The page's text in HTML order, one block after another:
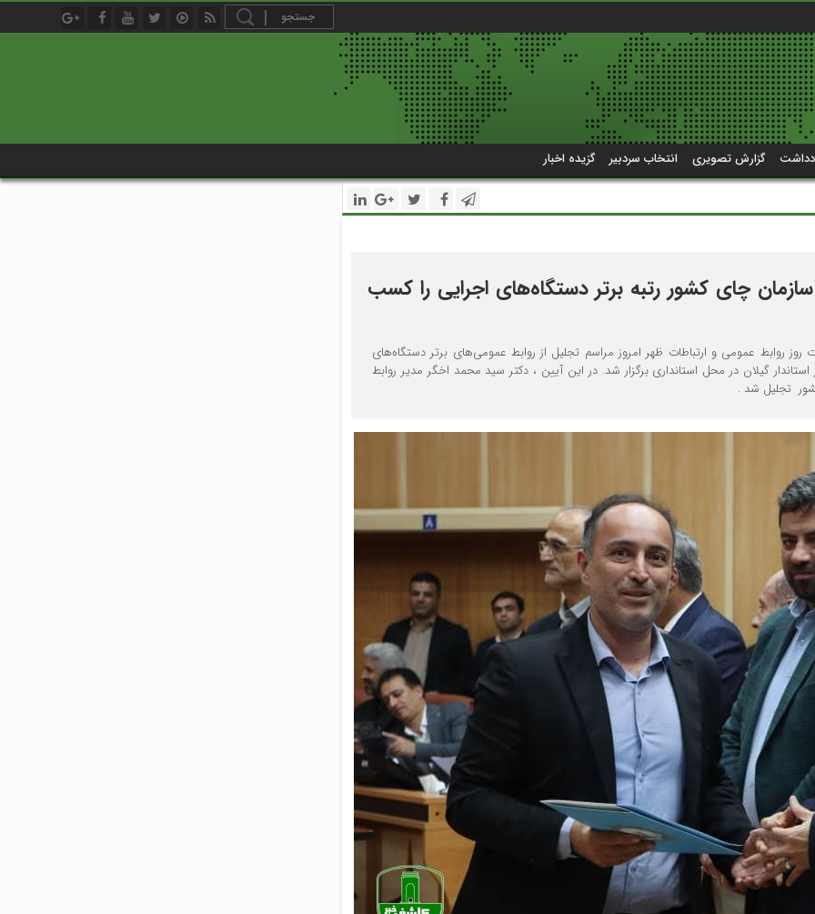
گزارش تصویری انتخاب سردبیر گزیده اخبار
چای کشور رتبه برتر دستگاه‌های اجرایی را کسب
روابط عمومی و ارتباطات ظهر امروز مراسم تجلیل از روابط عمومی‌های برتر دستگاه‌های
گیلان در محل استانداری برگزار شد. در این آیین ، دکتر سید محمد اخگر مدیر روابط
تجلیل شد .